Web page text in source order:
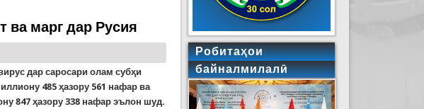
ва марг дар Русия
дар саросари олам субҳи
485 ҳазору 561 нафар ва
847 ҳазору 338 нафар эълон шуд.
Робитаҳои
байналмилалӣ